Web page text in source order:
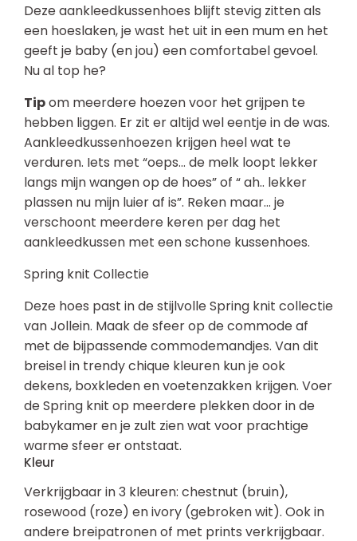
Deze aankleedkussenhoes blijft stevig zitten als
een hoeslaken, je wast het uit in een mum en het
geeft je baby (en jou) een comfortabel gevoel.
Nu al top he?
Tipom meerdere hoezen voor het grijpen te
hebben liggen. Er zit er altijd wel eentje in de was.
Aankleedkussenhoezen krijgen heel wat te
verduren. Iets met “oeps… de melk loopt lekker
langs mijn wangen op de hoes” of “ ah.. lekker
plassen nu mijn luier af is”. Reken maar… je
verschoont meerdere keren per dag het
aankleedkussen met een schone kussenhoes.
Spring knit Collectie
Deze hoes past in de stijlvolle Spring knit collectie
van Jollein. Maak de sfeer op de commode af
met de bijpassende commodemandjes. Van dit
breisel in trendy chique kleuren kun je ook
dekens, boxkleden en voetenzakken krijgen. Voer
de Spring knit op meerdere plekken door in de
babykamer en je zult zien wat voor prachtige
warme sfeer er ontstaat.
Kleur
Verkrijgbaar in 3 kleuren: chestnut (bruin),
rosewood (roze) en ivory (gebroken wit). Ook in
andere breipatronen of met prints verkrijgbaar.